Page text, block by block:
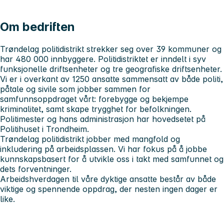
Om bedriften
Trøndelag politidistrikt strekker seg over 39 kommuner og
har 480 000 innbyggere. Politidistriktet er inndelt i syv
funksjonelle driftsenheter og tre geografiske driftsenheter.
Vi er i overkant av 1250 ansatte sammensatt av både politi,
påtale og sivile som jobber sammen for
samfunnsoppdraget vårt: forebygge og bekjempe
kriminalitet, samt skape trygghet for befolkningen.
Politimester og hans administrasjon har hovedsetet på
Politihuset i Trondheim.
Trøndelag politidistrikt jobber med mangfold og
inkludering på arbeidsplassen. Vi har fokus på å jobbe
kunnskapsbasert for å utvikle oss i takt med samfunnet og
dets forventninger.
Arbeidshverdagen til våre dyktige ansatte består av både
viktige og spennende oppdrag, der nesten ingen dager er
like.